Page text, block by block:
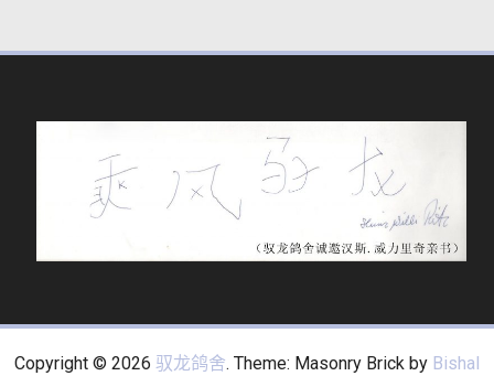
Copyright © 2026 驭龙鸽舍. Theme: Masonry Brick by Bishal